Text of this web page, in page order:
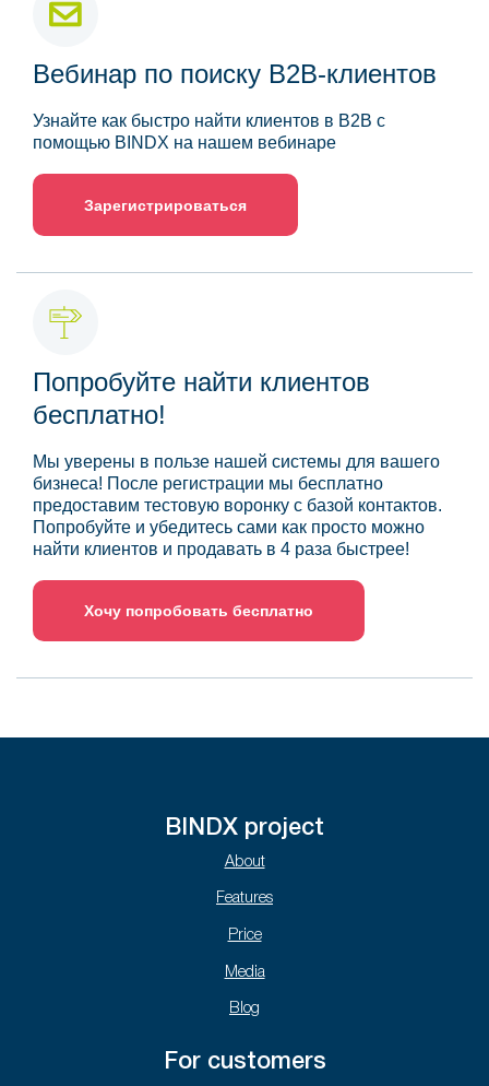
Вебинар по поиску B2B-клиентов
Узнайте как быстро найти клиентов в B2B с
помощью BINDX на нашем вебинаре
Зарегистрироваться
Попробуйте найти клиентов
бесплатно!
Мы уверены в пользе нашей системы для вашего
бизнеса! После регистрации мы бесплатно
предоставим тестовую воронку с базой контактов.
Попробуйте и убедитесь сами как просто можно
найти клиентов и продавать в 4 раза быстрее!
Хочу попробовать бесплатно
BINDX project
About
Features
Price
Media
Blog
For customers